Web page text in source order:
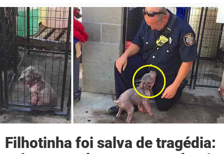
Filhotinha foi salva de tragédia: